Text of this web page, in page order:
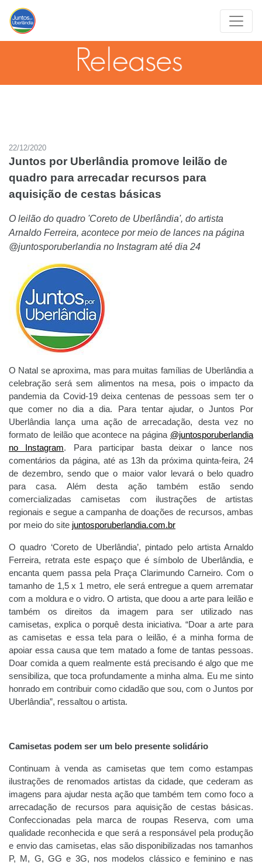
22/12/2020
Juntos por Uberlândia promove leilão de
quadro para arrecadar recursos para
aquisição de cestas básicas
O leilão do quadro 'Coreto de Uberlândia', do artista
Arnaldo Ferreira, acontece por meio de lances na página
@juntosporuberlandia no Instagram até dia 24
O Natal se aproxima, mas para muitas famílias de Uberlândia a
celebração será sem alimentos na mesa, pois o impacto da
pandemia da Covid-19 deixa centenas de pessoas sem ter o
que comer no dia a dia. Para tentar ajudar, o Juntos Por
Uberlândia lança uma ação de arrecadação, desta vez no
formato de leilão que acontece na página @juntosporuberlandia
no Instagram. Para participar basta deixar o lance nos
comentários da página, até as 13h da próxima quinta-feira, 24
de dezembro, sendo que o maior valor levará o belo quadro
para casa. Além desta ação também estão sendo
comercializadas camisetas com ilustrações de artistas
regionais e segue a campanha de doações de recursos, ambas
por meio do site juntosporuberlandia.com.br
O quadro ‘Coreto de Uberlândia’, pintado pelo artista Arnaldo
Ferreira, retrata este espaço que é símbolo de Uberlândia, e
encanta quem passa pela Praça Clarimundo Carneiro. Com o
tamanho de 1,5 x 1 metro, ele será entregue a quem arrematar
com a moldura e o vidro. O artista, que doou a arte para leilão e
também os direitos da imagem para ser utilizado nas
camisetas, explica o porquê desta iniciativa. “Doar a arte para
as camisetas e essa tela para o leilão, é a minha forma de
apoiar essa causa que tem matado a fome de tantas pessoas.
Doar comida a quem realmente está precisando é algo que me
sensibiliza, que toca profundamente a minha alma. Eu me sinto
honrado em contribuir como cidadão que sou, com o Juntos por
Uberlândia”, ressaltou o artista.
Camisetas podem ser um belo presente solidário
Continuam à venda as camisetas que tem como estampas
ilustrações de renomados artistas da cidade, que cederam as
imagens para ajudar nesta ação que também tem como foco a
arrecadação de recursos para aquisição de cestas básicas.
Confeccionadas pela marca de roupas
Reserva, com uma
qualidade reconhecida e que será a responsável pela produção
e envio das camisetas, elas são disponibilizadas nos tamanhos
P, M, G, GG e 3G, nos modelos clássico e feminino e nas